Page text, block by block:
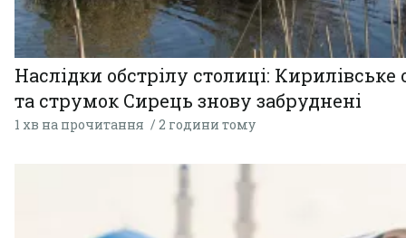
Наслідки обстрілу столиці: Кирилівське
та струмок Сирець знову забруднені
1 хв на прочитання 2 години тому